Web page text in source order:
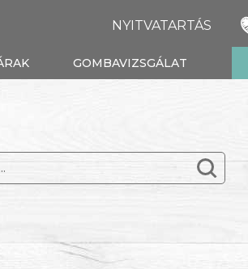
NYITVATARTÁS
GOMBAVIZSGÁLAT